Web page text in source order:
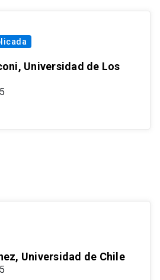
Universidad de Los
Universidad de Chile